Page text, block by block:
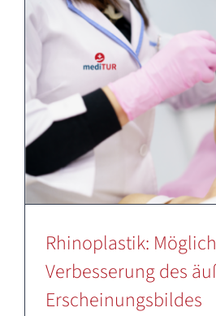
Rhinoplastik:
Verbesserung des
Erscheinungsbildes